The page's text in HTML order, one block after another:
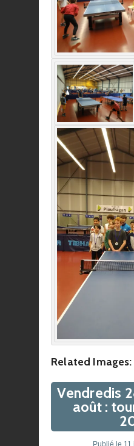
Related Images:
Vendredis
août :
Publié le 11